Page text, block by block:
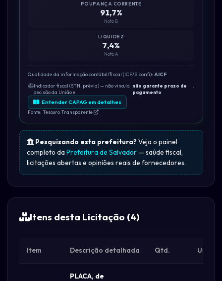
POUPANÇA CORRENTE
91,7%
Nota B
LIQUIDEZ
7,4%
Nota A
Qualidade da informação contábil/fiscal (ICF/Siconfi): AICF
Indicador fiscal (STN, prévia) — não vincula
decisão da União e
não garante prazo de
pagamento
.
Entender CAPAG em detalhes
Fonte: Tesouro Transparente
Pesquisando esta prefeitura? Veja o painel
completo da Prefeitura de Salvador— saúde fiscal,
licitações abertas e opiniões reais de fornecedores.
Itens desta Licitação (4)
Item Descrição detalhada Qtd. Unid.
PLACA, de